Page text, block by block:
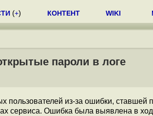
(+) КОНТЕНТ WIKI
пароли в логе
пользователей из-за ошибки, ставшей
сервиса. Ошибка была выявлена в